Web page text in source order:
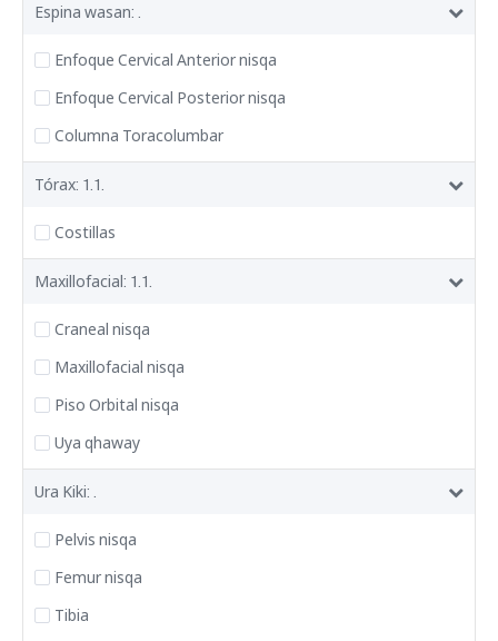
Espina wasan: .
Enfoque Cervical Anterior nisqa
Enfoque Cervical Posterior nisqa
Columna Toracolumbar
Tórax: 1.1.
Costillas
Maxillofacial: 1.1.
Craneal nisqa
Maxillofacial nisqa
Piso Orbital nisqa
Uya qhaway
Ura Kiki: .
Pelvis nisqa
Femur nisqa
Tibia